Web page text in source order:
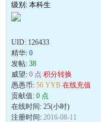
级别: 本科生
UID: 126433
精华: 0
发帖: 38
威望: 0 点 积分转换
愚愚币: 56 YYB 在线充值
贡献值: 0 点
在线时间: 25(小时)
注册时间: 2016-08-11